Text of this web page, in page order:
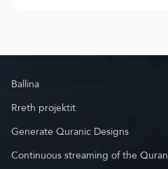
Ballina
Rreth projektit
Generate Quranic Designs
Continuous streaming of the Quran